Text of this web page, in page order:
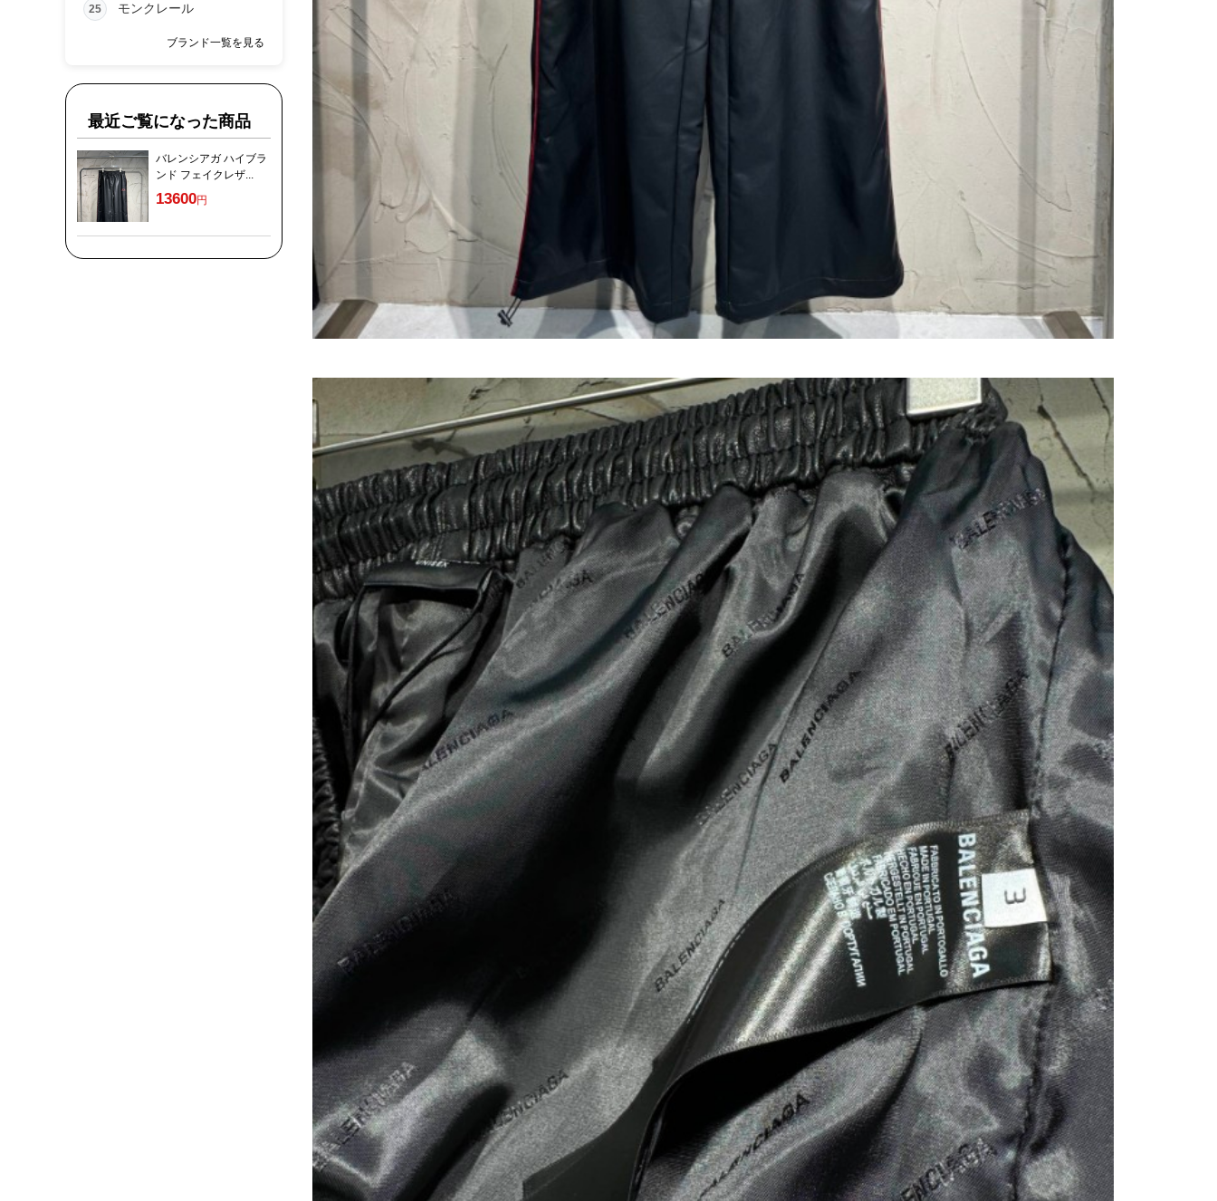
25 モンクレール
ブランド一覧を見る
最近ご覧になった商品
バレンシアガ ハイブラ
ンド フェイクレザ...
13600円